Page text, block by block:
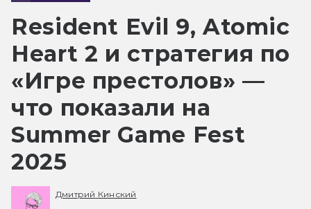
Resident Evil 9, Atomic
Heart 2 и стратегия по
«Игре престолов» —
что показали на
Summer Game Fest
2025
Дмитрий Кинский